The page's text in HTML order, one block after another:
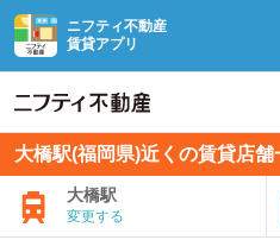
ニフティ不動産
賃貸アプリ
大橋駅(福岡県)近くの賃貸店舗
大橋駅
変更する